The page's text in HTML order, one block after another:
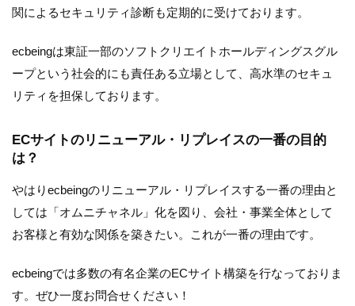
関によるセキュリティ診断も定期的に受けております。
ecbeingは東証一部のソフトクリエイトホールディングスグル
ープという社会的にも責任ある立場として、高水準のセキュ
リティを担保しております。
ECサイトのリニューアル・リプレイスの一番の目的
は？
やはりecbeingのリニューアル・リプレイスする一番の理由と
しては「オムニチャネル」化を図り、会社・事業全体として
お客様と有効な関係を築きたい。これが一番の理由です。
ecbeingでは多数の有名企業のECサイト構築を行なっておりま
す。ぜひ一度お問合せください！